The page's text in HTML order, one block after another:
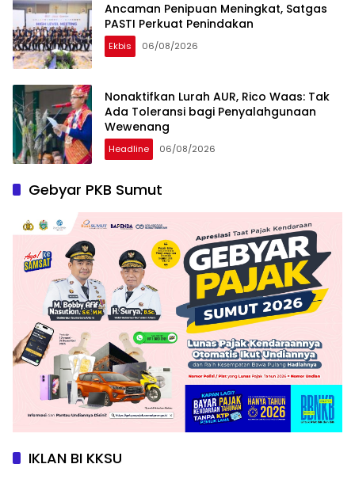
Ancaman Penipuan Meningkat, Satgas
PASTI Perkuat Penindakan
Ekbis 06/08/2026
Nonaktifkan Lurah AUR, Rico Waas: Tak
Ada Toleransi bagi Penyalahgunaan
Wewenang
Headline 06/08/2026
Gebyar PKB Sumut
IKLAN BI KKSU